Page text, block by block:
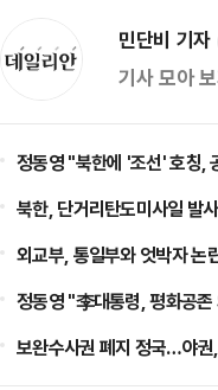
민단비 기
기사 모아
정동영 "북한에 '조선' 호칭,
북한, 단거리탄도미사일 발
외교부, 통일부와 엇박자 논
정동영 "李대통령, 평화공
보완수사권 폐지 정국…야권